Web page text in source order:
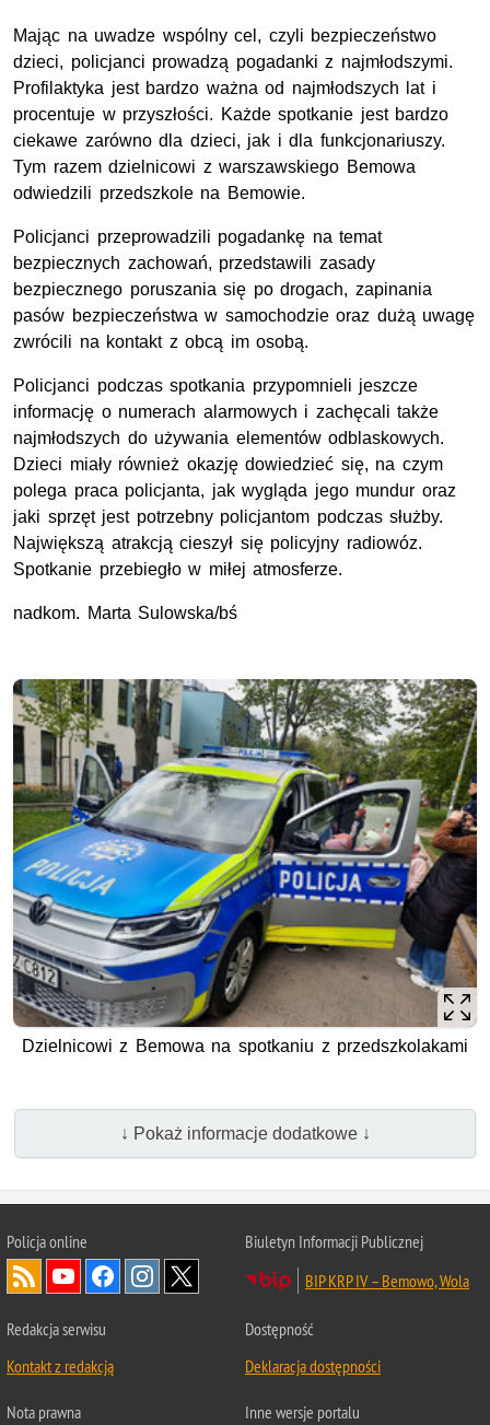
Mając na uwadze wspólny cel, czyli bezpieczeństwo
dzieci, policjanci prowadzą pogadanki z najmłodszymi.
Profilaktyka jest bardzo ważna od najmłodszych lat i
procentuje w przyszłości. Każde spotkanie jest bardzo
ciekawe zarówno dla dzieci, jak i dla funkcjonariuszy.
Tym razem dzielnicowi z warszawskiego Bemowa
odwiedzili przedszkole na Bemowie.
Policjanci przeprowadzili pogadankę na temat
bezpiecznych zachowań, przedstawili zasady
bezpiecznego poruszania się po drogach, zapinania
pasów bezpieczeństwa w samochodzie oraz dużą uwagę
zwrócili na kontakt z obcą im osobą.
Policjanci podczas spotkania przypomnieli jeszcze
informację o numerach alarmowych i zachęcali także
najmłodszych do używania elementów odblaskowych.
Dzieci miały również okazję dowiedzieć się, na czym
polega praca policjanta, jak wygląda jego mundur oraz
jaki sprzęt jest potrzebny policjantom podczas służby.
Największą atrakcją cieszył się policyjny radiowóz.
Spotkanie przebiegło w miłej atmosferze.
nadkom. Marta Sulowska/bś
Dzielnicowi z Bemowa na spotkaniu z przedszkolakami
↓ Pokaż informacje dodatkowe ↓
Policja online
Biuletyn Informacji Publicznej
BIP KRP IV – Bemowo, Wola
Redakcja serwisu
Kontakt z redakcją
Dostępność
Deklaracja dostępności
Nota prawna Inne wersje portalu